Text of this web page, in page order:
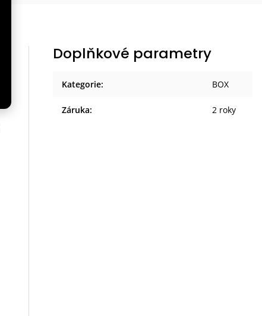
Doplňkové parametry
Kategorie: BOX
Záruka: 2 roky